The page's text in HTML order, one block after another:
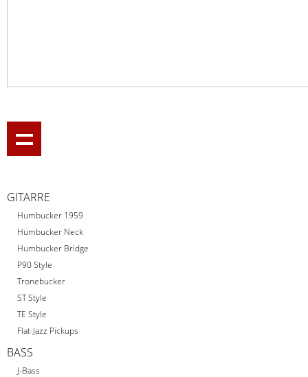
GITARRE
Humbucker 1959
Humbucker Neck
Humbucker Bridge
P90 Style
Tronebucker
ST Style
TE Style
Flat-Jazz Pickups
BASS
J-Bass